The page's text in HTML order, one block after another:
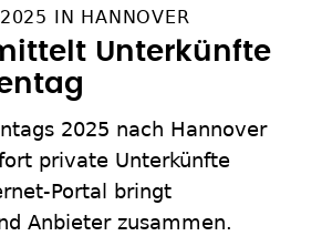
IN HANNOVER
Unterkünfte
2025 nach Hannover
private Unterkünfte
Portal bringt
Anbieter zusammen.